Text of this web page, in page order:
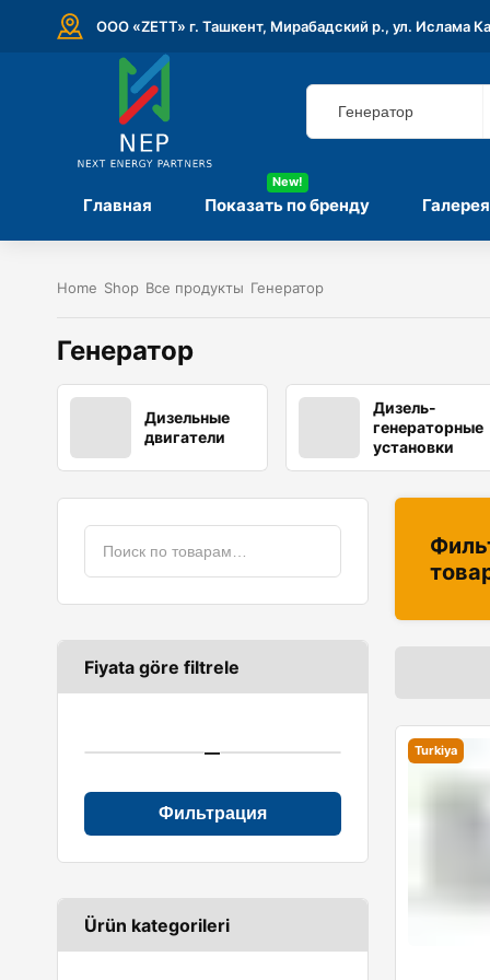
ООО «ZETT» г. Ташкент, Мирабадский р., ул. Ислама
Главная Показать по бренду
New!
Галерея
Home Shop Все продукты Генератор
Генератор
Дизельные
двигатели
Дизель-
генераторные
установки
Fiyata göre filtrele
Фильтрация
—
Ürün kategorileri
Turkiya